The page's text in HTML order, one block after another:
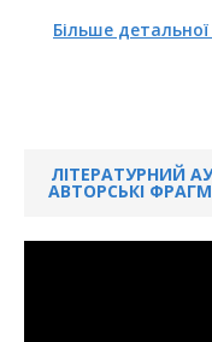
Більше
ЛІТЕРАТУРНИЙ
АВТОРСЬКІ